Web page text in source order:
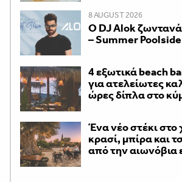
8 AUGUST 2026
Ο DJ Alok
– Summer
4 εξωτικά beach
για ατελείωτες
ώρες δίπλα στο
Ένα νέο στέκι στο
κρασί, μπίρα και
από την αιωνόβια